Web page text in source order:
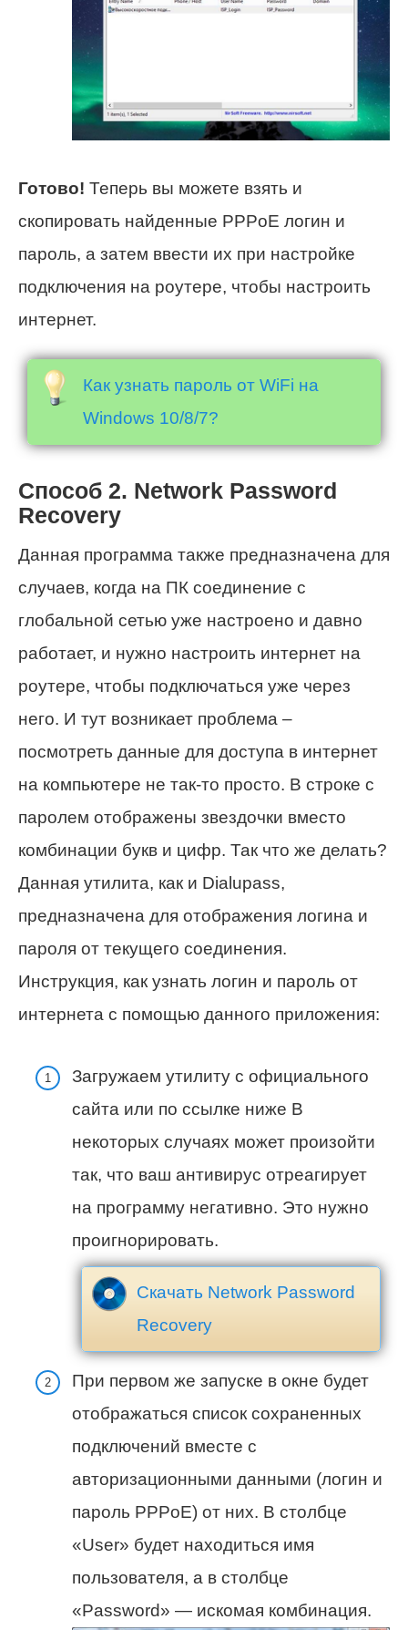
Готово! Теперь вы можете взять и
скопировать найденные PPPoE логин и
пароль, а затем ввести их при настройке
подключения на роутере, чтобы настроить
интернет.
Как узнать пароль от WiFi на
Windows 10/8/7?
Способ 2. Network Password
Recovery
Данная программа также предназначена для
случаев, когда на ПК соединение с
глобальной сетью уже настроено и давно
работает, и нужно настроить интернет на
роутере, чтобы подключаться уже через
него. И тут возникает проблема –
посмотреть данные для доступа в интернет
на компьютере не так-то просто. В строке с
паролем отображены звездочки вместо
комбинации букв и цифр. Так что же делать?
Данная утилита, как и Dialupass,
предназначена для отображения логина и
пароля от текущего соединения.
Инструкция, как узнать логин и пароль от
интернета с помощью данного приложения:
Загружаем утилиту с официального
сайта или по ссылке ниже В
некоторых случаях может произойти
так, что ваш антивирус отреагирует
на программу негативно. Это нужно
проигнорировать.
Скачать Network Password
Recovery
При первом же запуске в окне будет
отображаться список сохраненных
подключений вместе с
авторизационными данными (логин и
пароль PPPoE) от них. В столбце
«User» будет находиться имя
пользователя, а в столбце
«Password» — искомая комбинация.